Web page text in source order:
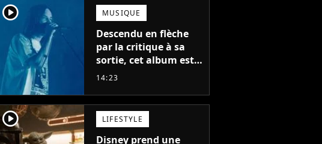
player2 MUSIQUE
Descendu en flèche
par la critique à sa
sortie, cet album est
en train de devenir le
auteur
14:23
player2 LIFESTYLE
Disney prend une